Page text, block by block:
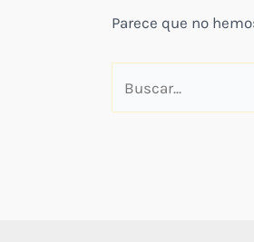
Parece que no
por: